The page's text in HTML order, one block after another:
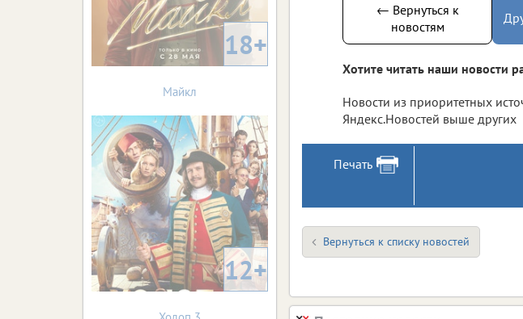
← Вернуться к
новостям
Хотите читать наши новости
Новости из приоритетных
Яндекс.Новостей выше других
Печать
Вернуться к списку новостей
18+
Майкл
12+